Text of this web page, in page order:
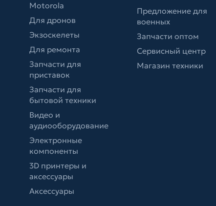
Motorola
Для дронов
Экзоскелеты
Для ремонта
Запчасти для
приставок
Запчасти для
бытовой техники
Видео и
аудиооборудование
Электронные
компоненты
3D принтеры и
аксессуары
Аксессуары
Предложение для
военных
Запчасти оптом
Сервисный центр
Магазин техники